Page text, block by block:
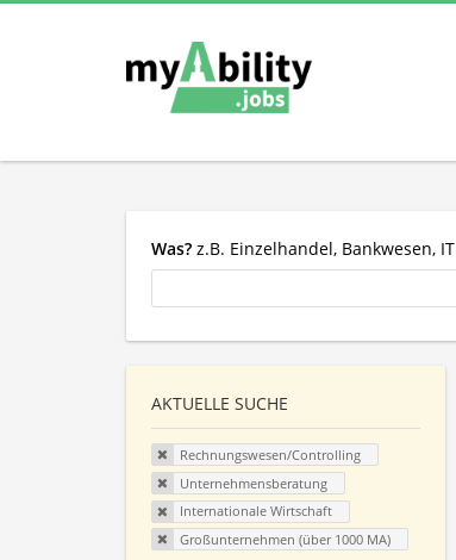
Was? z.B. Einzelhandel, Bankwesen, IT
AKTUELLE SUCHE
Rechnungswesen/Controlling
Unternehmensberatung
Internationale Wirtschaft
Großunternehmen (über 1000 MA)